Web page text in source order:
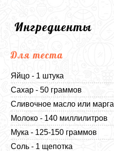
Ингредиенты
Для теста
Яйцо - 1 штука
Сахар - 50 граммов
Сливочное масло или
Молоко - 140 миллилитров
Мука - 125-150 граммов
Соль - 1 щепотка